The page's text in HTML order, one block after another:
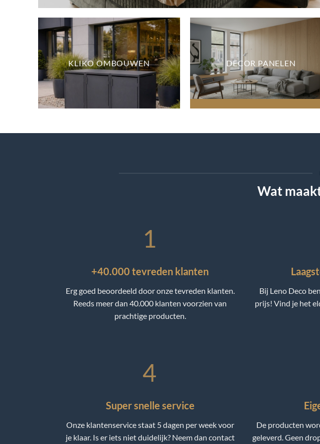
KLIKO OMBOUWEN DECOR PANELEN
Wat
1
+40.000 tevreden klanten
Erg goed beoordeeld door onze tevreden klanten.
Reeds meer dan 40.000 klanten voorzien van
prachtige producten.
Bij Leno Deco
prijs! Vind je het
4
Super snelle service
Onze klantenservice staat 5 dagen per week voor
je klaar. Is er iets niet duidelijk? Neem dan contact
De producten
geleverd. Geen